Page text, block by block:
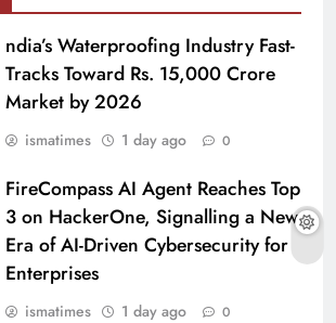
ndia’s Waterproofing Industry Fast-
Tracks Toward Rs. 15,000 Crore
Market by 2026
ismatimes 1 day ago 0
FireCompass AI Agent Reaches Top
3 on HackerOne, Signalling a New
Era of AI-Driven Cybersecurity for
Enterprises
ismatimes 1 day ago 0